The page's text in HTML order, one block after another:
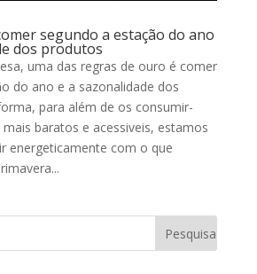
segundo a estação do ano
dos produtos
uma das regras de ouro é comer
do ano e a sazonalidade dos
para além de os consumir-
baratos e acessiveis, estamos
energeticamente com o que